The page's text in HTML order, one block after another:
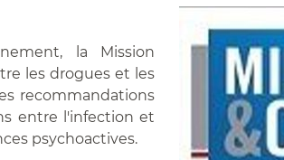
la Mission
les drogues et les
recommandations
entre l'infection et
psychoactives.